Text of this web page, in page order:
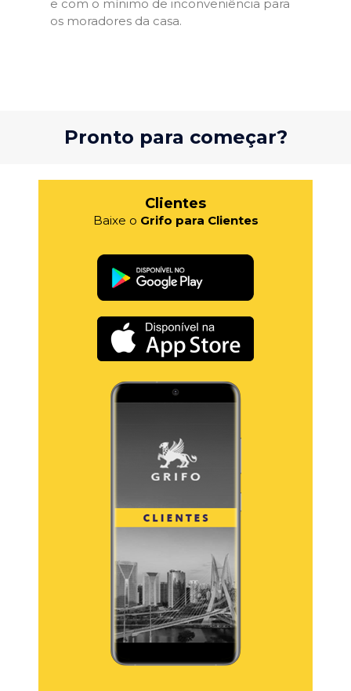
e com o mínimo de inconveniência para
os moradores da casa.
Pronto para começar?
Clientes
Baixe o Grifo para Clientes